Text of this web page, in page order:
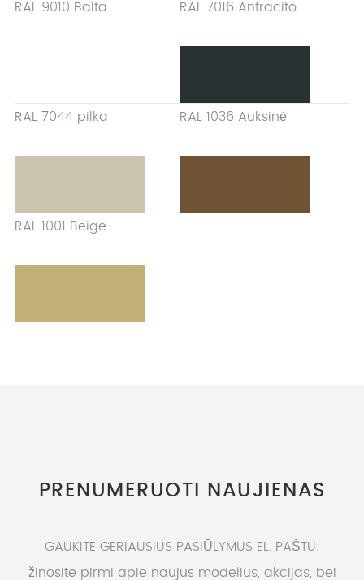
RAL 9010 Balta RAL 7016 Antracito
RAL 7044 pilka RAL 1036 Auksinė
RAL 1001 Beige
PRENUMERUOTI NAUJIENAS
GAUKITE GERIAUSIUS PASIŪLYMUS EL. PAŠTU:
žinosite pirmi apie naujus modelius, akcijas, bei